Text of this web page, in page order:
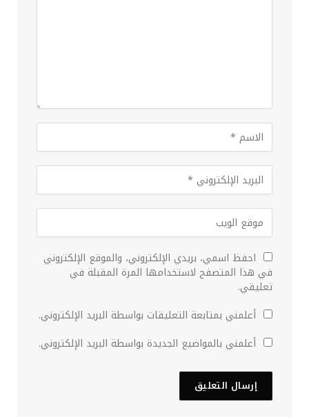
احفظ اسمي، بريدي الإلكتروني، والموقع الإلكتروني
في هذا المتصفح لاستخدامها المرة المقبلة في
تعليقي.
أعلمني بمتابعة التعليقات بواسطة البريد الإلكتروني.
أعلمني بالمواضيع الجديدة بواسطة البريد الإلكتروني.